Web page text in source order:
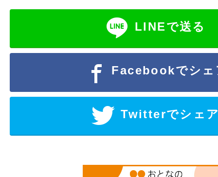
LINEで送る
Facebookでシェ
Twitterでシェ